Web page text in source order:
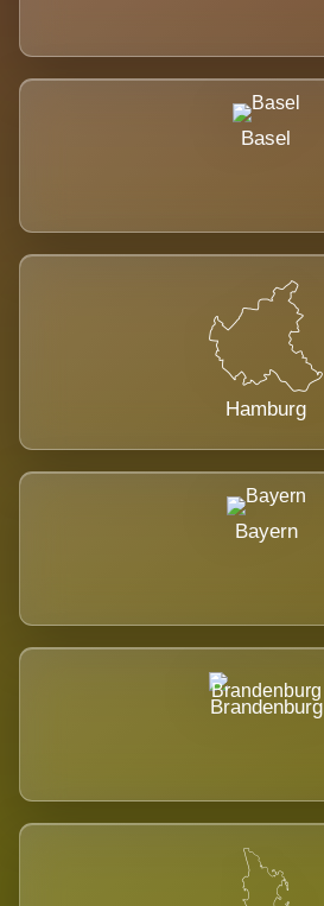
Basel
Hamburg
Bayern
Brandenburg